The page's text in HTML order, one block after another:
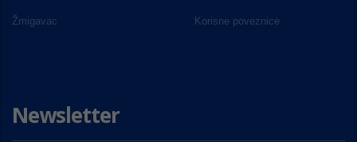
Žmigavac Korisne poveznice
Newsletter